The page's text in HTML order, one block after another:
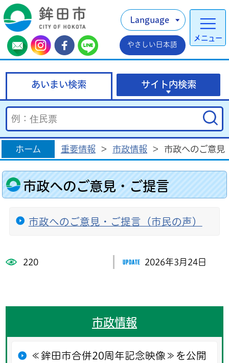
メニュー
Language
やさしい日本語
あいまい検索 サイト内検索
ホーム 重要情報 > 市政情報 > 市政へのご意見
市政へのご意見・ご提言
市政へのご意見・ご提言（市民の声）
220 2026年3月24日
市政情報
≪鉾田市合併20周年記念映像≫を公開